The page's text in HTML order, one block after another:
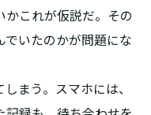
――これが仮説だ。その
でいたのかが問題にな
まう。スマホには、